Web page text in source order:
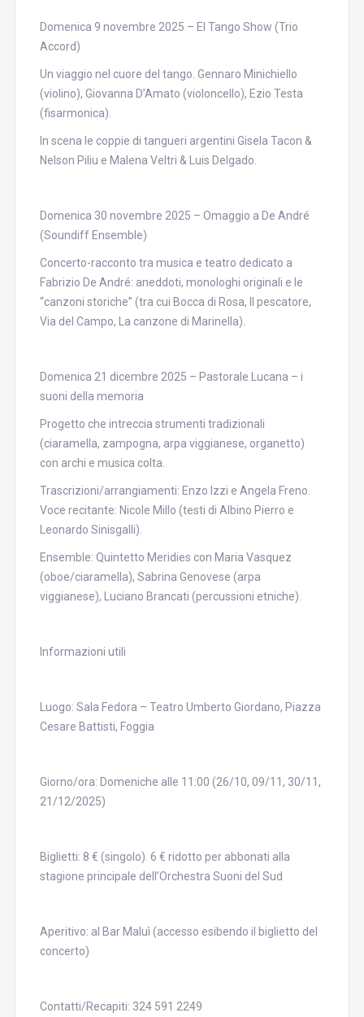
Domenica 9 novembre 2025 – El Tango Show (Trio
Accord)
Un viaggio nel cuore del tango. Gennaro Minichiello
(violino), Giovanna D’Amato (violoncello), Ezio Testa
(fisarmonica).
In scena le coppie di tangueri argentini Gisela Tacon &
Nelson Piliu e Malena Veltri & Luis Delgado.
Domenica 30 novembre 2025 – Omaggio a De André
(Soundiff Ensemble)
Concerto-racconto tra musica e teatro dedicato a
Fabrizio De André: aneddoti, monologhi originali e le
“canzoni storiche” (tra cui Bocca di Rosa, Il pescatore,
Via del Campo, La canzone di Marinella).
Domenica 21 dicembre 2025 – Pastorale Lucana – i
suoni della memoria
Progetto che intreccia strumenti tradizionali
(ciaramella, zampogna, arpa viggianese, organetto)
con archi e musica colta.
Trascrizioni/arrangiamenti: Enzo Izzi e Angela Freno.
Voce recitante: Nicole Millo (testi di Albino Pierro e
Leonardo Sinisgalli).
Ensemble: Quintetto Meridies con Maria Vasquez
(oboe/ciaramella), Sabrina Genovese (arpa
viggianese), Luciano Brancati (percussioni etniche).
Informazioni utili
Luogo: Sala Fedora – Teatro Umberto Giordano, Piazza
Cesare Battisti, Foggia
Giorno/ora: Domeniche alle 11:00 (26/10, 09/11, 30/11,
21/12/2025)
Biglietti: 8 € (singolo). 6 € ridotto per abbonati alla
stagione principale dell’Orchestra Suoni del Sud
Aperitivo: al Bar Maluì (accesso esibendo il biglietto del
concerto)
Contatti/Recapiti: 324 591 2249